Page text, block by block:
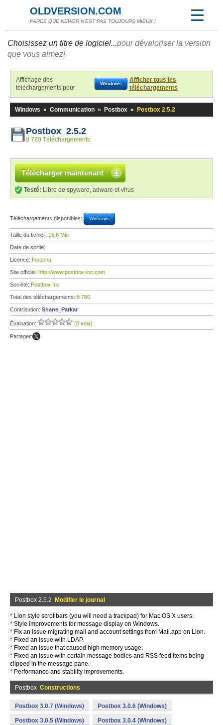
OLDVERSION.COM
PARCE QUE NEWER N'EST PAS TOUJOURS MIEUX !
Choisissez un titre de logiciel...pour dévaloriser la version
que vous aimez!
Affichage des
téléchargements pour
Windows
Afficher tous les
téléchargements
Windows » Communication » Postbox » Postbox 2.5.2
Postbox 2.5.2
8 780 Téléchargements
Télécharger maintenant
Testé: Libre de spyware, adware et virus
Téléchargements disponibles: Windows
Taille du fichier: 15,6 Mio
Date de sortie:
Licence: Inconnu
Site officiel: http://www.postbox-inc.com
Société: Postbox Inc
Total des téléchargements: 8 780
Contribution: Shane_Parkar
Évaluation: (0 voix)
Partager:
Postbox 2.5.2 Modifier le journal
* Lion style scrollbars (you will need a trackpad) for Mac OS X users.
* Style improvements for message display on Windows.
* Fix an issue migrating mail and account settings from Mail.app on Lion.
* Fixed an issue with LDAP.
* Fixed an issue that caused high memory usage.
* Fixed an issue with certain message bodies and RSS feed items being
clipped in the message pane.
* Performance and stability improvements.
Postbox Constructions
Postbox 3.0.7 (Windows) Postbox 3.0.6 (Windows)
Postbox 3.0.5 (Windows) Postbox 3.0.4 (Windows)